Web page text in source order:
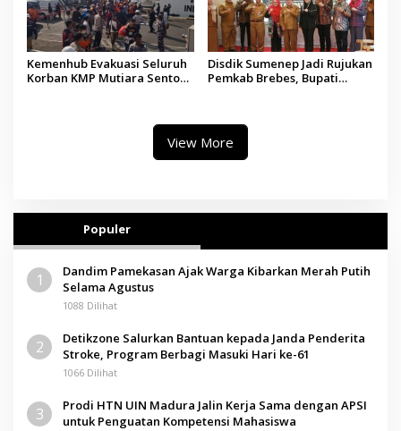
Kemenhub Evakuasi Seluruh
Korban KMP Mutiara Sentosa
Disdik Sumenep Jadi Rujukan
Pemkab Brebes, Bupati
View More
Populer
1
Dandim Pamekasan Ajak Warga Kibarkan Merah Putih
Selama Agustus
1088 Dilihat
2
Detikzone Salurkan Bantuan kepada Janda Penderita
Stroke, Program Berbagi Masuki Hari ke-61
1066 Dilihat
3
Prodi HTN UIN Madura Jalin Kerja Sama dengan APSI
untuk Penguatan Kompetensi Mahasiswa